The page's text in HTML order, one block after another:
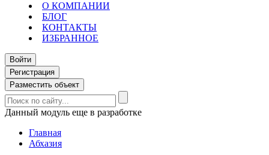
О КОМПАНИИ
БЛОГ
КОНТАКТЫ
ИЗБРАННОЕ
Войти
Регистрация
Разместить объект
Данный модуль еще в разработке
Главная
Абхазия